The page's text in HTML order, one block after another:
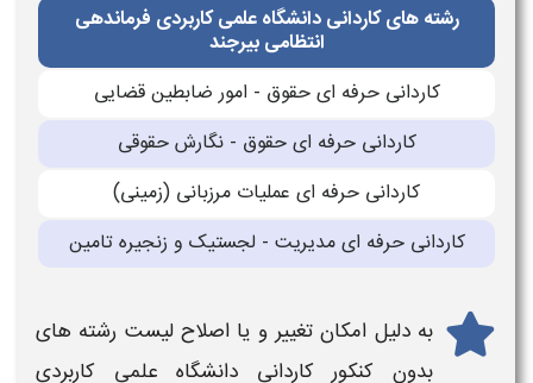
رشته های کاردانی دانشگاه علمی کاربردی فرماندهی
انتظامی بیرجند
كاردانی حرفه ای حقوق - امور ضابطین قضایی
کاردانی حرفه ای حقوق - نگارش حقوقی
کاردانی حرفه ای عملیات مرزبانی (زمینی)
کاردانی حرفه ای مدیریت - لجستیک و زنجیره تامین
به دلیل امکان تغییر و یا اصلاح لیست رشته های
بدون کنکور کاردانی دانشگاه علمی کاربردی